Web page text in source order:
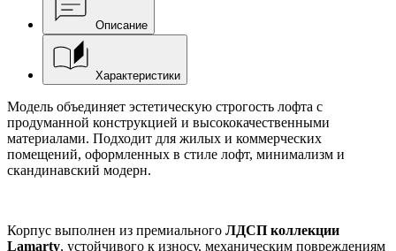
Описание
Характеристики
Модель объединяет эстетическую строгость лофта с
продуманной конструкцией и высококачественными
материалами. Подходит для жилых и коммерческих
помещений, оформленных в стиле лофт, минимализм и
скандинавский модерн.
Корпус выполнен из премиального ЛДСП коллекции
Lamarty, устойчивого к износу, механическим повреждениям